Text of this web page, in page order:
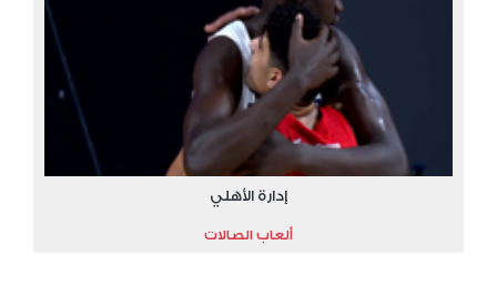
إدارة الأهلي
ألعاب الصالات